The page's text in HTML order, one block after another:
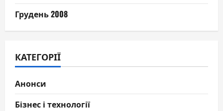
Грудень 2008
КАТЕГОРІЇ
Анонси
Бізнес і технології